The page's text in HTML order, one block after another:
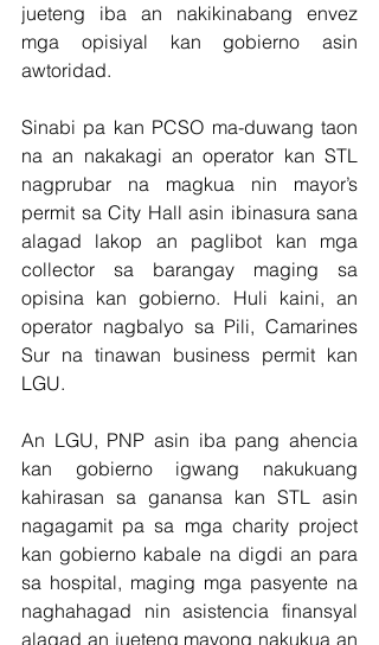
jueteng iba an nakikinabang envez
mga opisiyal kan gobierno asin
awtoridad.
Sinabi pa kan PCSO ma-duwang taon
na an nakakagi an operator kan STL
nagprubar na magkua nin mayor’s
permit sa City Hall asin ibinasura sana
alagad lakop an paglibot kan mga
collector sa barangay maging sa
opisina kan gobierno. Huli kaini, an
operator nagbalyo sa Pili, Camarines
Sur na tinawan business permit kan
LGU.
An LGU, PNP asin iba pang ahencia
kan gobierno igwang nakukuang
kahirasan sa ganansa kan STL asin
nagagamit pa sa mga charity project
kan gobierno kabale na digdi an para
sa hospital, maging mga pasyente na
naghahagad nin asistencia finansyal
alagad an jueteng mayong nakukua an